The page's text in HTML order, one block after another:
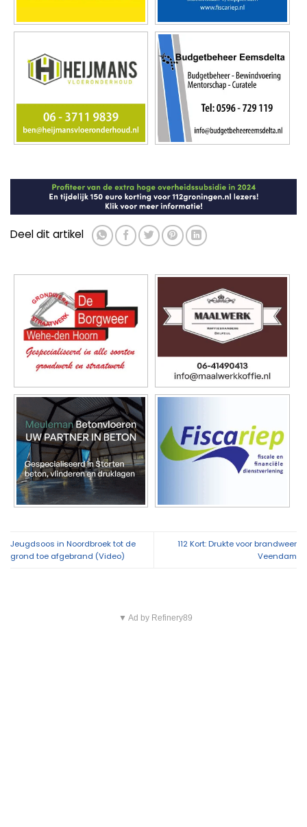
Deel dit artikel
Jeugdsoos in Noordbroek tot de
grond toe afgebrand (Video)
112 Kort: Drukte voor brandweer
Veendam
▼ Ad by Refinery89